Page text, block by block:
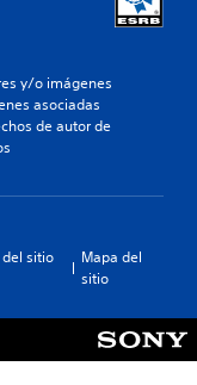
y/o imágenes
asociadas
de autor de
sitio
Mapa del
sitio